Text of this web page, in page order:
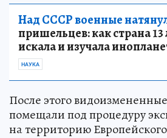
Над СССР военные
пришельцев: как страна 13
искала и изучала
НАУКА
После этого
помещали под процедуру
на территорию